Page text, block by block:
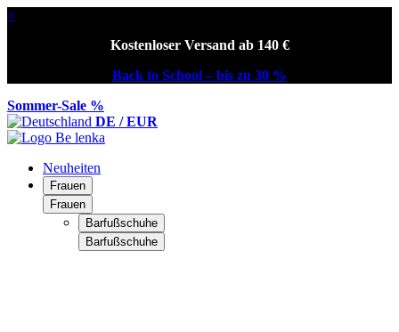
×
Kostenloser Versand ab 140 €
Back to School – bis zu 30 %
Sommer-Sale %
DE / EUR
Neuheiten
Frauen
Frauen
Barfußschuhe
Barfußschuhe